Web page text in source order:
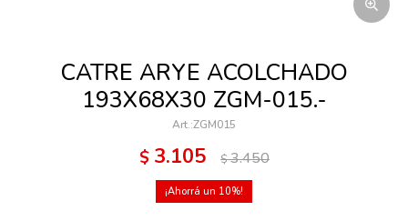
CATRE ARYE ACOLCHADO
193X68X30 ZGM-015.-
ZGM015
$ 3.105 $3.450
10